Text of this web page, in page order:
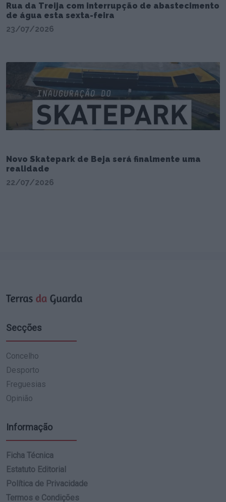
Rua da Treija com interrupção de abastecimento
de água esta sexta-feira
23/07/2026
Novo Skatepark de Beja será finalmente uma
realidade
22/07/2026
Secções
Concelho
Desporto
Freguesias
Opinião
Informação
Ficha Técnica
Estatuto Editorial
Política de Privacidade
Termos e Condições